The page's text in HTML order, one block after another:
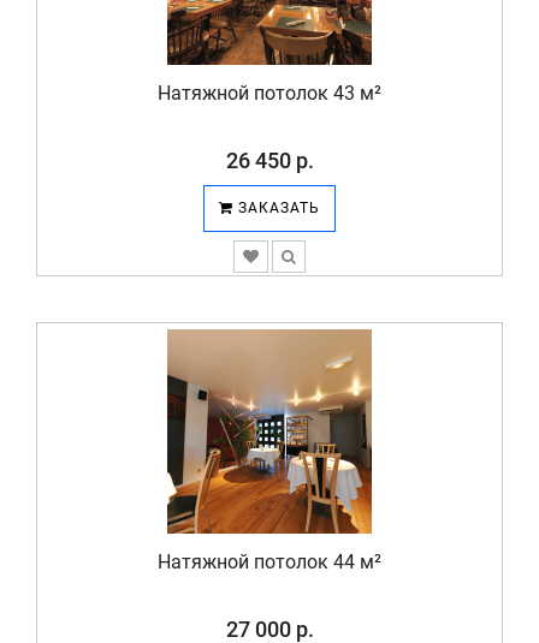
Натяжной потолок 43 м²
26 450 р.
ЗАКАЗАТЬ
Натяжной потолок 44 м²
27 000 р.